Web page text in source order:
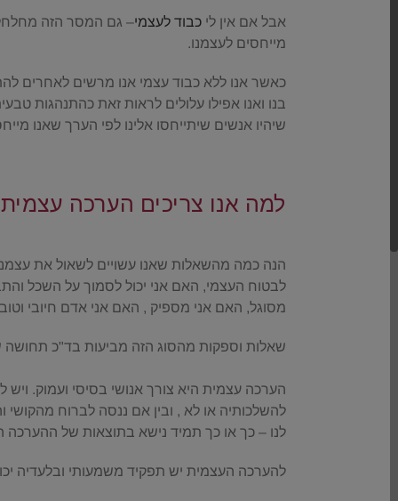
אבל אם אין ליכבוד לעצמי– גם המסר הזה מחלחל
מייחסים לעצמנו.
כאשר אנו ללא כבוד עצמי אנו מרשים לאחרים
בנו ואנו אפילו עלולים לראות זאת כהתנהגות
שיהיו אנשים שיתייחסו אלינו לפי הערך שאנו
למה אנו צריכים הערכה
הנה כמה מהשאלות שאנו עשויים לשאול את
לבטוח העצמי, האם אני יכול לסמוך על השכל
מסוגל, האם אני מספיק , האם אני אדם חיובי
שאלות וספקות מהסוג הזה מביעות בד"כ
הערכה עצמית היא צורך אנושי בסיסי ועמוק.
להשלכותיה או לא , ובין אם ננסה לברוח
לנו – כך או כך תמיד נישא בתוצאות של ההערכה
להערכה העצמית יש תפקיד משמעותי ובלעדיה